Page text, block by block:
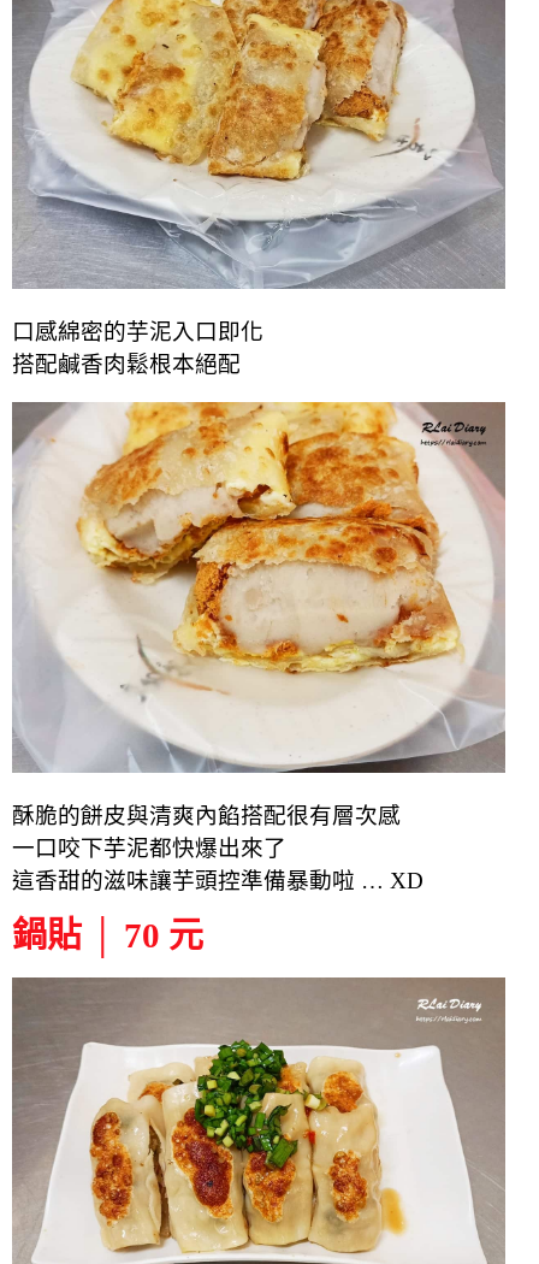
口感綿密的芋泥入口即化
搭配鹹香肉鬆根本絕配
酥脆的餅皮與清爽內餡搭配很有層次感
一口咬下芋泥都快爆出來了
這香甜的滋味讓芋頭控準備暴動啦 … XD
鍋貼 │ 70 元